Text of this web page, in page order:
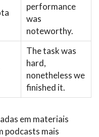
performance
was
noteworthy.
The task was
hard,
nonetheless we
finished it.
em materiais
podcasts mais